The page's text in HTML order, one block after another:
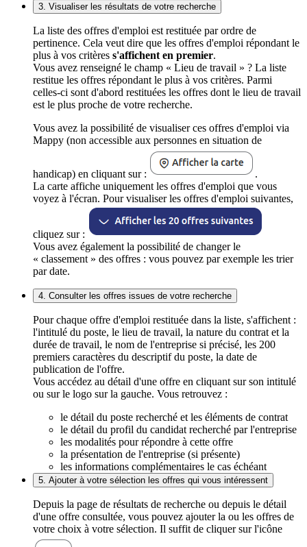
3. Visualiser les résultats de votre recherche
La liste des offres d'emploi est restituée par ordre de
pertinence. Cela veut dire que les offres d'emploi répondant le
plus à vos critères s'affichent en premier.
Vous avez renseigné le champ « Lieu de travail » ? La liste
restitue les offres répondant le plus à vos critères. Parmi
celles-ci sont d'abord restituées les offres dont le lieu de travail
est le plus proche de votre recherche.
Vous avez la possibilité de visualiser ces offres d'emploi via
Mappy (non accessible aux personnes en situation de
handicap) en cliquant sur :
.
La carte affiche uniquement les offres d'emploi que vous
voyez à l'écran. Pour visualiser les offres d'emploi suivantes,
cliquez sur :
Vous avez également la possibilité de changer le
« classement » des offres : vous pouvez par exemple les trier
par date.
4. Consulter les offres issues de votre recherche
Pour chaque offre d'emploi restituée dans la liste, s'affichent :
l'intitulé du poste, le lieu de travail, la nature du contrat et la
durée de travail, le nom de l'entreprise si précisé, les 200
premiers caractères du descriptif du poste, la date de
publication de l'offre.
Vous accédez au détail d'une offre en cliquant sur son intitulé
ou sur le logo sur la gauche. Vous retrouvez :
le détail du poste recherché et les éléments de contrat
le détail du profil du candidat recherché par l'entreprise
les modalités pour répondre à cette offre
la présentation de l'entreprise (si présente)
les informations complémentaires le cas échéant
5. Ajouter à votre sélection les offres qui vous intéressent
Depuis la page de résultats de recherche ou depuis le détail
d'une offre consultée, vous pouvez ajouter la ou les offres de
votre choix à votre sélection. Il suffit de cliquer sur l'icône